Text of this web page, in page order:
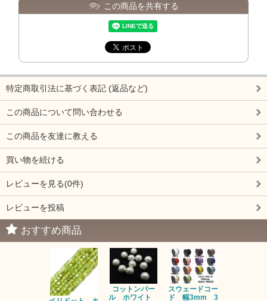
この商品を共有する
特定商取引法に基づく表記 (返品など)
この商品について問い合わせる
この商品を友達に教える
買い物を続ける
レビューを見る(0件)
レビューを投稿
おすすめ商品
コットンパー
ル ホワイト
スウェードコー
ド 幅3mm 3